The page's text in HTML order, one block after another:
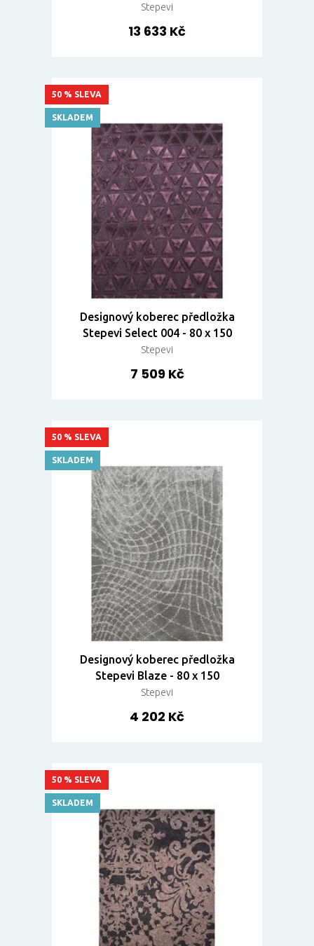
Stepevi
13 633 Kč
Designový koberec předložka
Stepevi Select 004 - 80 x 150
Stepevi
7 509 Kč
50 % SLEVA
SKLADEM
Designový koberec předložka
Stepevi Blaze - 80 x 150
Stepevi
4 202 Kč
50 % SLEVA
SKLADEM
50 % SLEVA
SKLADEM